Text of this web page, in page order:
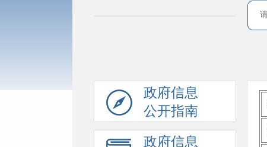
政府信息
公开指南
政府信息